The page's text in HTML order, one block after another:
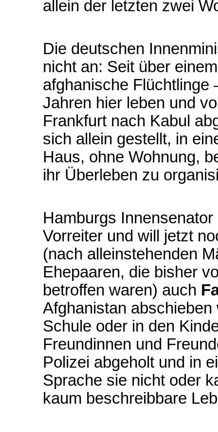
allein der letzten zwei
Die deutschen
nicht an: Seit über
afghanische Flüchtlinge
Jahren hier leben und
Frankfurt nach Kabul
sich allein gestellt, in
Haus, ohne Wohnung,
ihr Überleben zu
Hamburgs
Vorreiter und will jetzt
(nach alleinstehenden
Ehepaaren, die bisher
betroffen waren) auch
Afghanistan
Schule oder in den
Freundinnen und
Polizei abgeholt und in
Sprache sie nicht oder
kaum beschreibbare